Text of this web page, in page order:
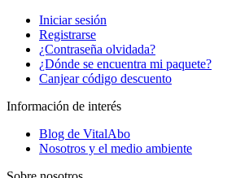
Iniciar sesión
Registrarse
¿Contraseña olvidada?
¿Dónde se encuentra mi paquete?
Canjear código descuento
Información de interés
Blog de VitalAbo
Nosotros y el medio ambiente